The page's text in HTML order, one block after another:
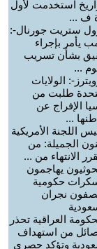
استخدمت لأول
ف ...
ستريت جورنال-:
يأمر بإجراء
بشأن تسريب
...
: الولايات
طلبت من
الإفراج عن
...
اللجنة الأمريكية
الجميلة: من
الانتهاء من ...
يهاجمون
حكومية
نجران
العراقية تحذر
من استهداف
وتؤكد حصري